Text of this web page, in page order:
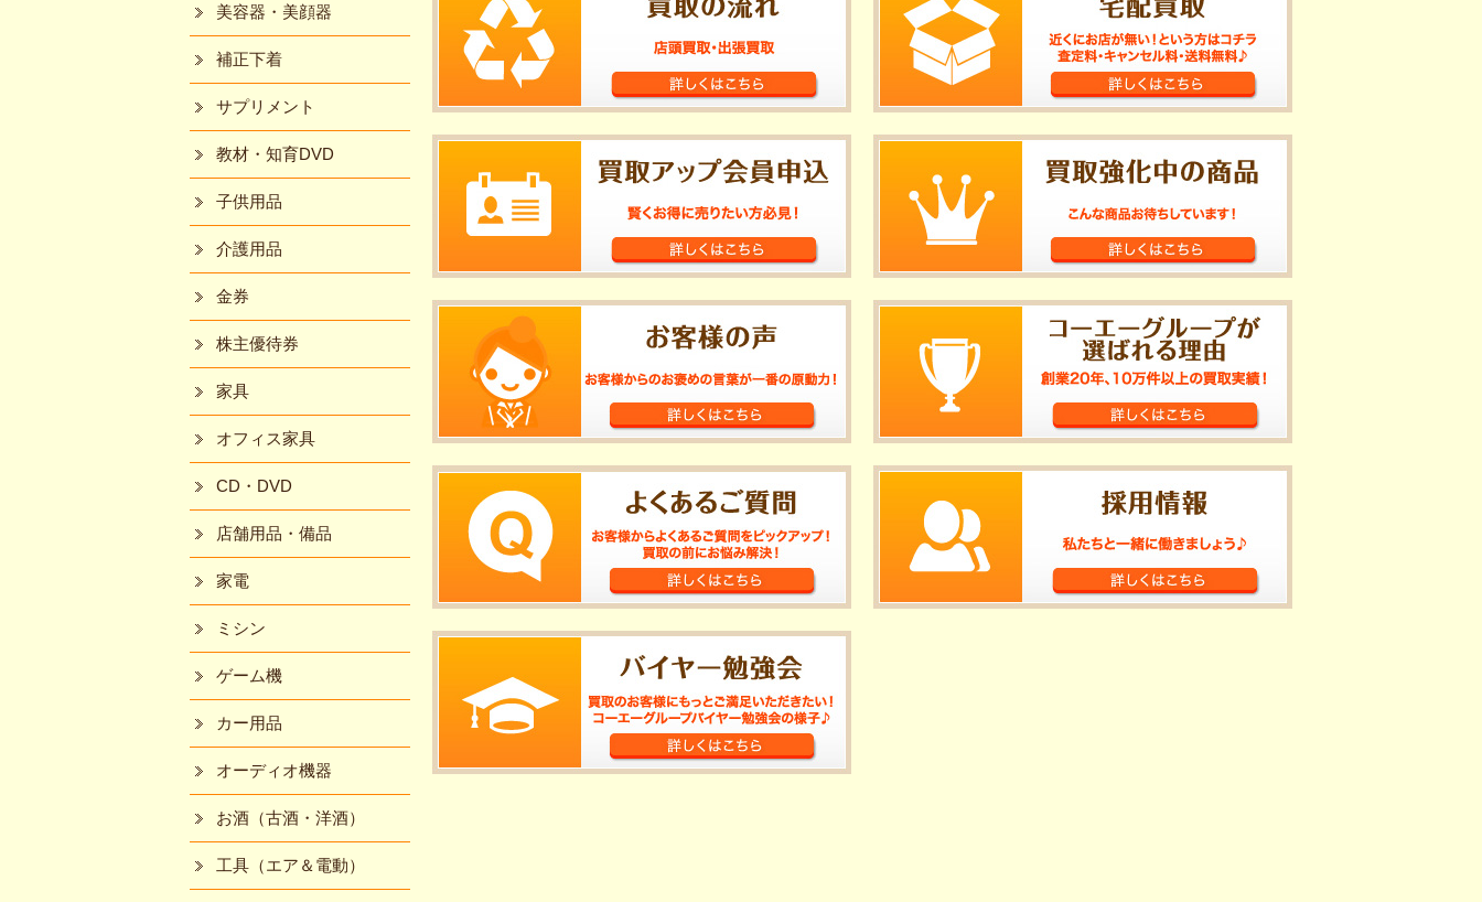
美容器・美顔器
補正下着
サプリメント
教材・知育DVD
子供用品
介護用品
金券
株主優待券
家具
オフィス家具
CD・DVD
店舗用品・備品
家電
ミシン
ゲーム機
カー用品
オーディオ機器
お酒（古酒・洋酒）
工具（エア＆電動）